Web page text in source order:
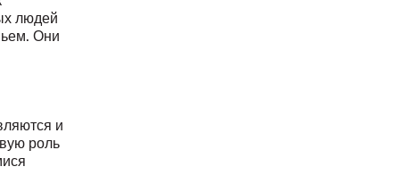
людей
Они
и
роль